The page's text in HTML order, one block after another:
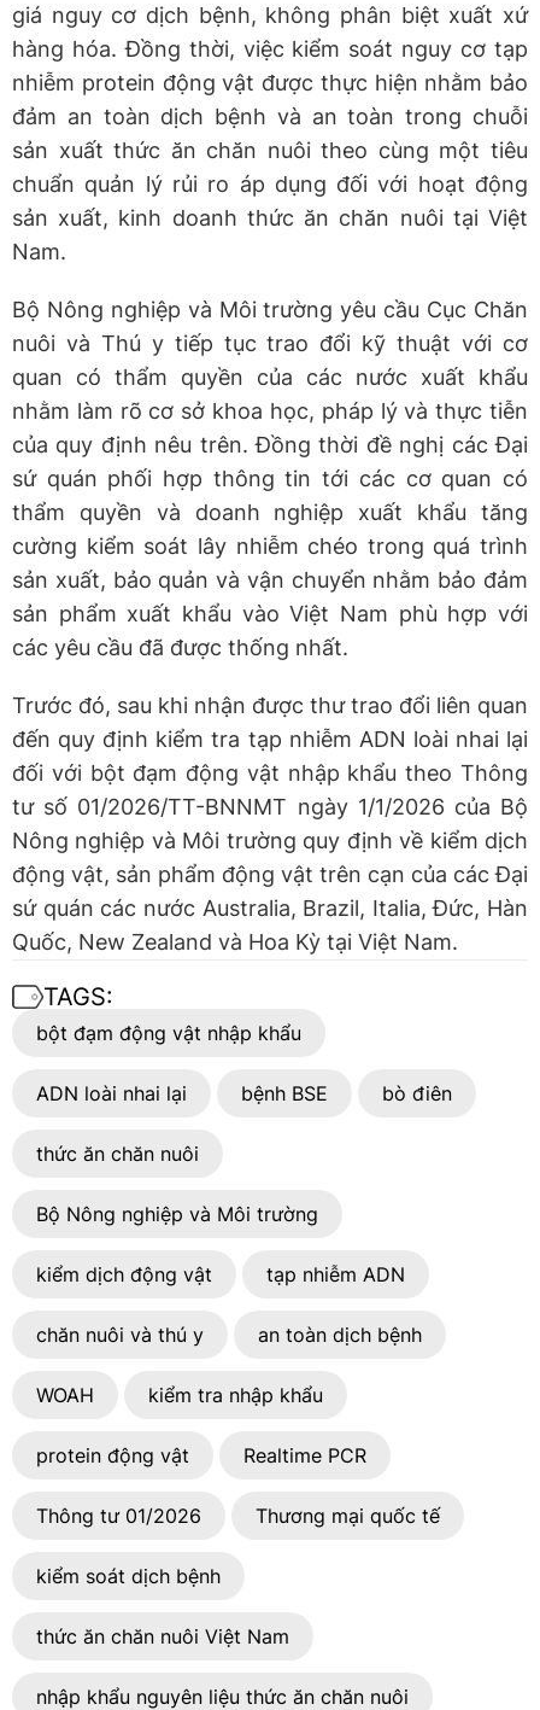
giá nguy cơ dịch bệnh, không phân biệt xuất xứ
hàng hóa. Đồng thời, việc kiểm soát nguy cơ tạp
nhiễm protein động vật được thực hiện nhằm bảo
đảm an toàn dịch bệnh và an toàn trong chuỗi
sản xuất thức ăn chăn nuôi theo cùng một tiêu
chuẩn quản lý rủi ro áp dụng đối với hoạt động
sản xuất, kinh doanh thức ăn chăn nuôi tại Việt
Nam.
Bộ Nông nghiệp và Môi trường yêu cầu Cục Chăn
nuôi và Thú y tiếp tục trao đổi kỹ thuật với cơ
quan có thẩm quyền của các nước xuất khẩu
nhằm làm rõ cơ sở khoa học, pháp lý và thực tiễn
của quy định nêu trên. Đồng thời đề nghị các Đại
sứ quán phối hợp thông tin tới các cơ quan có
thẩm quyền và doanh nghiệp xuất khẩu tăng
cường kiểm soát lây nhiễm chéo trong quá trình
sản xuất, bảo quản và vận chuyển nhằm bảo đảm
sản phẩm xuất khẩu vào Việt Nam phù hợp với
các yêu cầu đã được thống nhất.
Trước đó, sau khi nhận được thư trao đổi liên quan
đến quy định kiểm tra tạp nhiễm ADN loài nhai lại
đối với bột đạm động vật nhập khẩu theo Thông
tư số 01/2026/TT-BNNMT ngày 1/1/2026 của Bộ
Nông nghiệp và Môi trường quy định về kiểm dịch
động vật, sản phẩm động vật trên cạn của các Đại
sứ quán các nước Australia, Brazil, Italia, Đức, Hàn
Quốc, New Zealand và Hoa Kỳ tại Việt Nam.
TAGS:
bột đạm động vật nhập khẩu
ADN loài nhai lại bệnh BSE bò điên
thức ăn chăn nuôi
Bộ Nông nghiệp và Môi trường
kiểm dịch động vật tạp nhiễm ADN
chăn nuôi và thú y an toàn dịch bệnh
WOAH kiểm tra nhập khẩu
protein động vật Realtime PCR
Thông tư 01/2026 Thương mại quốc tế
kiểm soát dịch bệnh
thức ăn chăn nuôi Việt Nam
nhập khẩu nguyên liệu thức ăn chăn nuôi